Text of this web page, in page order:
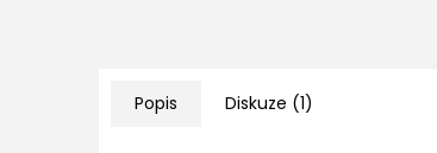
Popis Diskuze (1)